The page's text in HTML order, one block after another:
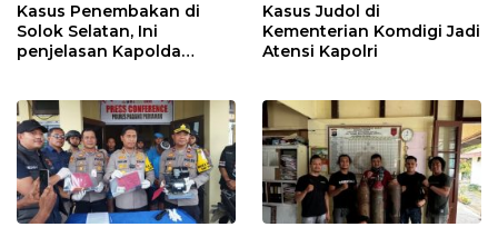
Kasus Penembakan di
Solok Selatan, Ini
penjelasan Kapolda
Kasus Judol di
Kementerian Komdigi Jadi
Atensi Kapolri